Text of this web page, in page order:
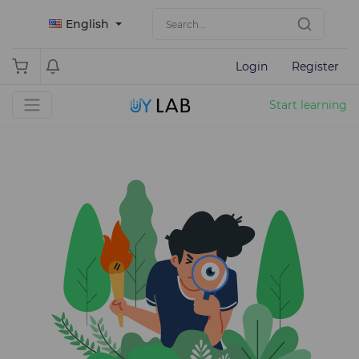
English
Login Register
Start learning